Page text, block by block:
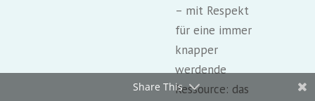
– mit Respekt
für eine immer
knapper
werdende
Ressource: das
Share This